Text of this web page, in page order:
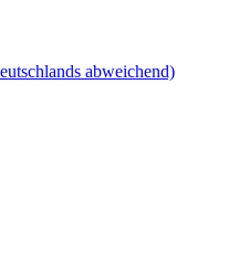
abweichend)